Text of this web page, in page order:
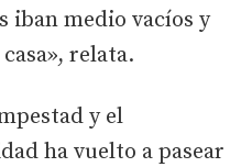
iban medio vacíos y
relata.
y el
ha vuelto a pasear